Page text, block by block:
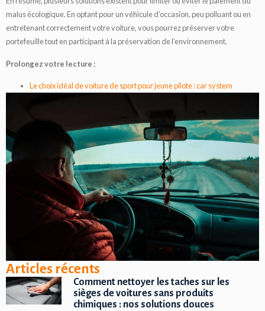
malus écologique. En optant pour un véhicule d’occasion, peu polluant ou en
entretenant correctement votre voiture, vous pourrez préserver votre
portefeuille tout en participant à la préservation de l’environnement.
Prolongez votre lecture :
Le choix idéal de voiture de sport pour jeune pilote : car system
Articles récents
Comment nettoyer les taches sur les
sièges de voitures sans produits
chimiques : nos solutions douces